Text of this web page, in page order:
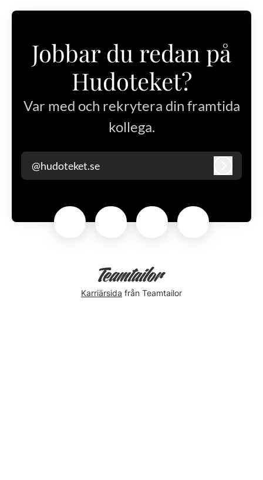
Jobbar du redan på
Hudoteket?
Var med och rekrytera din framtida
kollega.
@hudoteket.se
Karriärsida från Teamtailor